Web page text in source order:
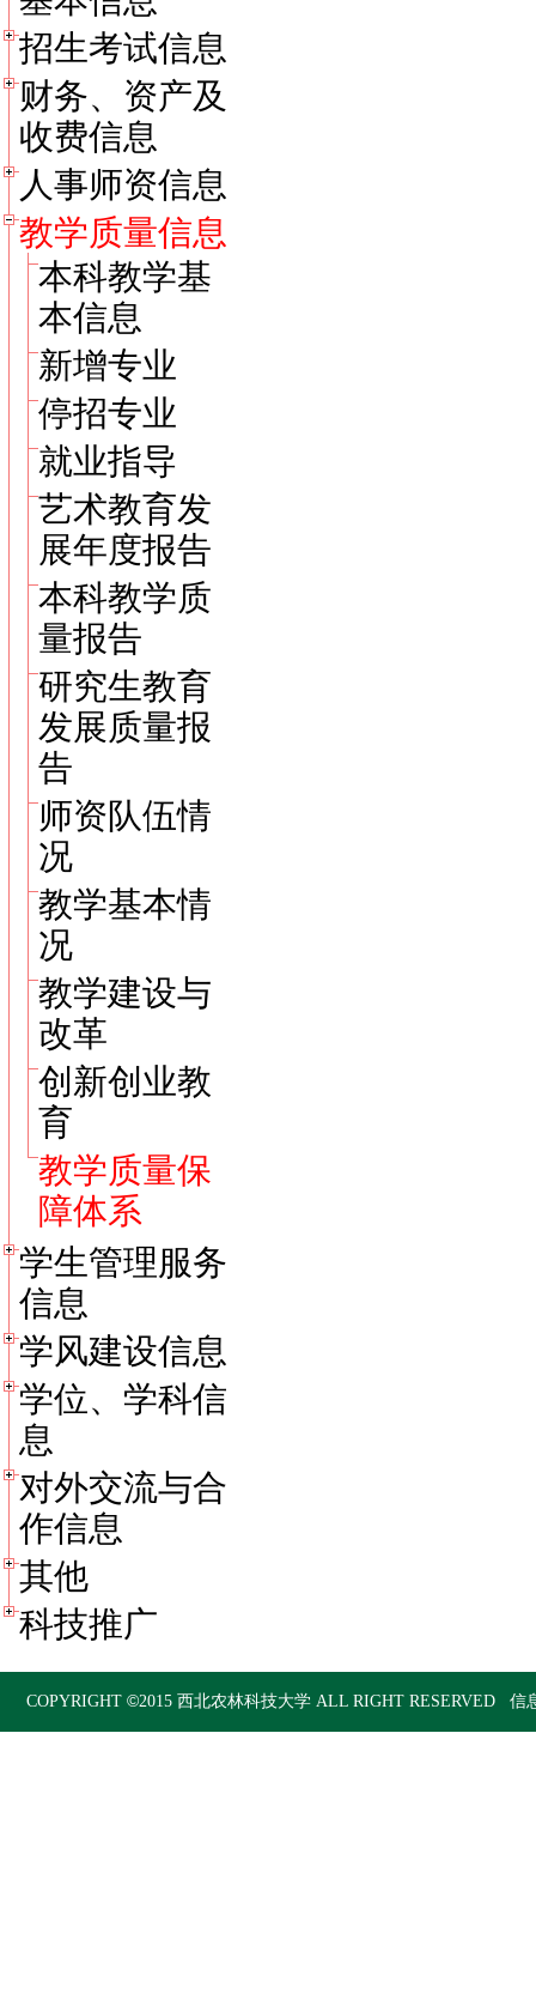
招生考试信息
财务、资产及
收费信息
人事师资信息
教学质量信息
本科教学基
本信息
新增专业
停招专业
就业指导
艺术教育发
展年度报告
本科教学质
量报告
研究生教育
发展质量报
告
师资队伍情
况
教学基本情
况
教学建设与
改革
创新创业教
育
教学质量保
障体系
学生管理服务
信息
学风建设信息
学位、学科信
息
对外交流与合
作信息
其他
科技推广
COPYRIGHT©2015西北农林科技大学 ALL RIGHT RESERVED 信